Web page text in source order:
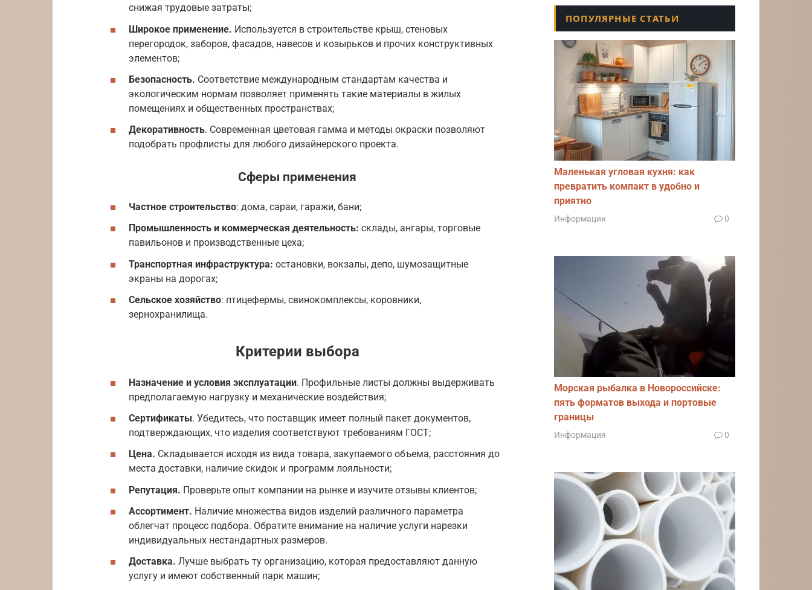
снижая трудовые затраты;
Широкое применение. Используется в строительстве крыш, стеновых
перегородок, заборов, фасадов, навесов и козырьков и прочих конструктивных
элементов;
Безопасность. Соответствие международным стандартам качества и
экологическим нормам позволяет применять такие материалы в жилых
помещениях и общественных пространствах;
Декоративность. Современная цветовая гамма и методы окраски позволяют
подобрать профлисты для любого дизайнерского проекта.
Сферы применения
Частное строительство: дома, сараи, гаражи, бани;
Промышленность и коммерческая деятельность: склады, ангары, торговые
павильонов и производственные цеха;
Транспортная инфраструктура: остановки, вокзалы, депо, шумозащитные
экраны на дорогах;
Сельское хозяйство: птицефермы, свинокомплексы, коровники,
зернохранилища.
Критерии выбора
Назначение и условия эксплуатации. Профильные листы должны выдерживать
предполагаемую нагрузку и механические воздействия;
Сертификаты. Убедитесь, что поставщик имеет полный пакет документов,
подтверждающих, что изделия соответствуют требованиям ГОСТ;
Цена. Складывается исходя из вида товара, закупаемого объема, расстояния до
места доставки, наличие скидок и программ лояльности;
Репутация. Проверьте опыт компании на рынке и изучите отзывы клиентов;
Ассортимент. Наличие множества видов изделий различного параметра
облегчат процесс подбора. Обратите внимание на наличие услуги нарезки
индивидуальных нестандартных размеров.
Доставка. Лучше выбрать ту организацию, которая предоставляют данную
услугу и имеют собственный парк машин;
ПОПУЛЯРНЫЕ СТАТЬИ
Маленькая угловая кухня: как
превратить компакт в удобно и
приятно
Информация 0
Морская рыбалка в Новороссийске:
пять форматов выхода и портовые
границы
Информация 0